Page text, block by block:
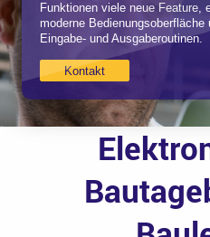
Funktionen viele neue Feature,
moderne Bedienungsoberfläche
Eingabe- und Ausgaberoutinen.
Kontakt